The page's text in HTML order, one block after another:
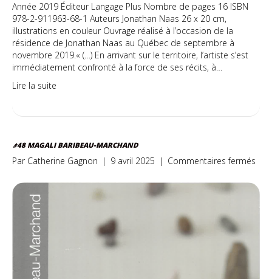
Année 2019 Éditeur Langage Plus Nombre de pages 16 ISBN
978-2-911963-68-1 Auteurs Jonathan Naas 26 x 20 cm,
illustrations en couleur Ouvrage réalisé à l’occasion de la
résidence de Jonathan Naas au Québec de septembre à
novembre 2019.« (…) En arrivant sur le territoire, l’artiste s’est
immédiatement confronté à la force de ses récits, à…
Lire la suite
#48 MAGALI BARIBEAU-MARCHAND
Par Catherine Gagnon | 9 avril 2025 | Commentaires fermés